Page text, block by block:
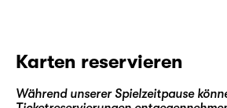
Opera House Covent Garden
Deigner entwarf
Karten reservieren
Während unserer Spielzeitpause